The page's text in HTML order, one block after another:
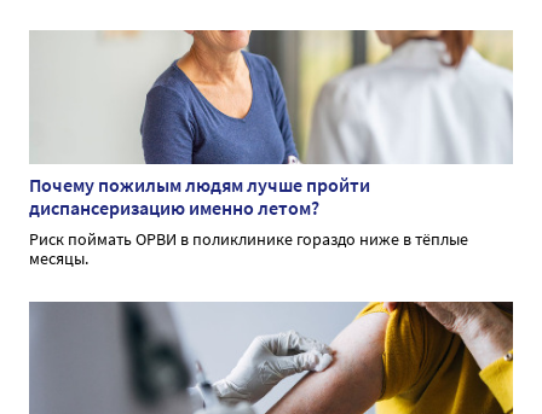
Почему пожилым людям лучше пройти
диспансеризацию именно летом?
Риск поймать ОРВИ в поликлинике гораздо ниже в тёплые
месяцы.